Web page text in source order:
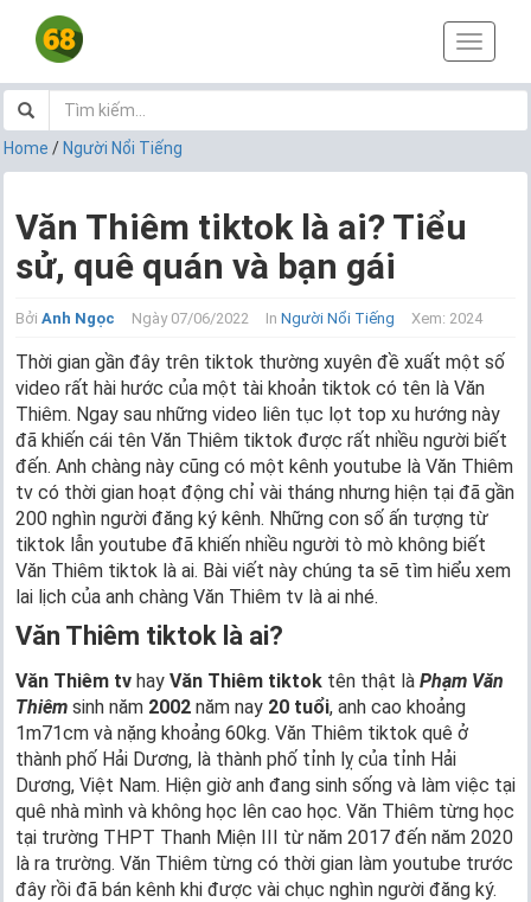
T
o
g
t
i
n
Home / Người Nổi Tiếng
Văn Thiêm tiktok là ai? Tiểu
sử, quê quán và bạn gái
Bởi Anh Ngọc Ngày 07/06/2022 In Người Nổi Tiếng Xem: 2024
Thời gian gần đây trên tiktok thường xuyên đề xuất một số
video rất hài hước của một tài khoản tiktok có tên là Văn
Thiêm. Ngay sau những video liên tục lọt top xu hướng này
đã khiến cái tên Văn Thiêm tiktok được rất nhiều người biết
đến. Anh chàng này cũng có một kênh youtube là Văn Thiêm
tv có thời gian hoạt động chỉ vài tháng nhưng hiện tại đã gần
200 nghìn người đăng ký kênh. Những con số ấn tượng từ
tiktok lẫn youtube đã khiến nhiều người tò mò không biết
Văn Thiêm tiktok là ai. Bài viết này chúng ta sẽ tìm hiểu xem
lai lịch của anh chàng Văn Thiêm tv là ai nhé.
Văn Thiêm tiktok là ai?
Văn Thiêm tv hay Văn Thiêm tiktok tên thật là Phạm Văn
Thiêm sinh năm 2002 năm nay 20 tuổi, anh cao khoảng
1m71cm và nặng khoảng 60kg. Văn Thiêm tiktok quê ở
thành phố Hải Dương, là thành phố tỉnh lỵ của tỉnh Hải
Dương, Việt Nam. Hiện giờ anh đang sinh sống và làm việc tại
quê nhà mình và không học lên cao học. Văn Thiêm từng học
tại trường THPT Thanh Miện III từ năm 2017 đến năm 2020
là ra trường. Văn Thiêm từng có thời gian làm youtube trước
đây rồi đã bán kênh khi được vài chục nghìn người đăng ký.